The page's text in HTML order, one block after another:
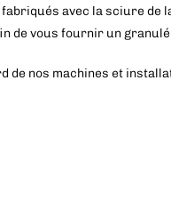
avec la sciure de
de vous fournir un
de nos machines et